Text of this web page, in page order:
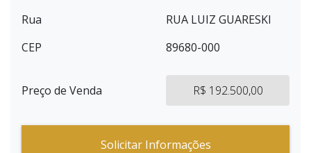
Rua
RUA LUIZ GUARESKI
CEP
89680-000
Preço de Venda R$ 192.500,00
Solicitar Informações